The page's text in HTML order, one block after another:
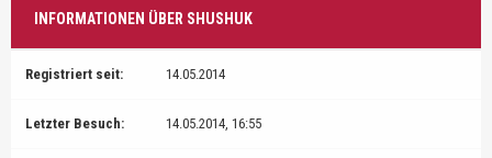
INFORMATIONEN ÜBER SHUSHUK
Registriert seit: 14.05.2014
Letzter Besuch: 14.05.2014, 16:55